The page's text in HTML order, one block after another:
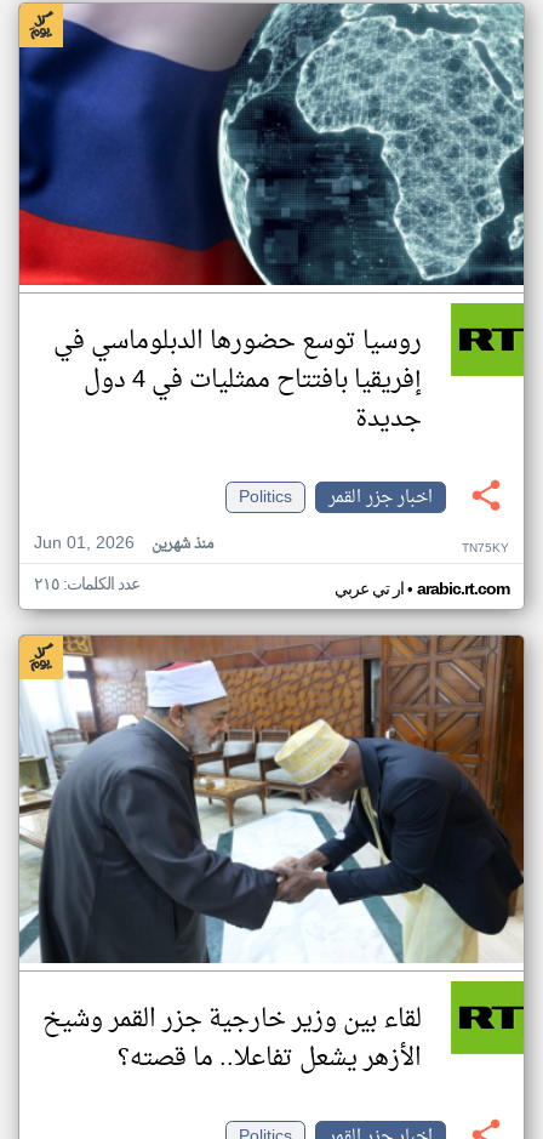
روسيا توسع حضورها الدبلوماسي في
إفريقيا بافتتاح ممثليات في 4 دول
جديدة
اخبار جزر القمر
Politics
Jun 01, 2026
منذ شهرين TN75KY
ار تي عربي• arabic.rt.com عدد الكلمات: ٢١٥
لقاء بين وزير خارجية جزر القمر وشيخ
الأزهر يشعل تفاعلا.. ما قصته؟